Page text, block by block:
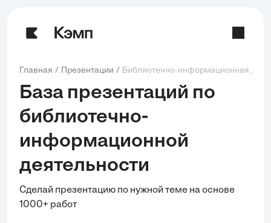
Главная Презентации Библиотечно-информационная
База презентаций по
библиотечно-
информационной
деятельности
Сделай презентацию по нужной теме на основе
1000+ работ